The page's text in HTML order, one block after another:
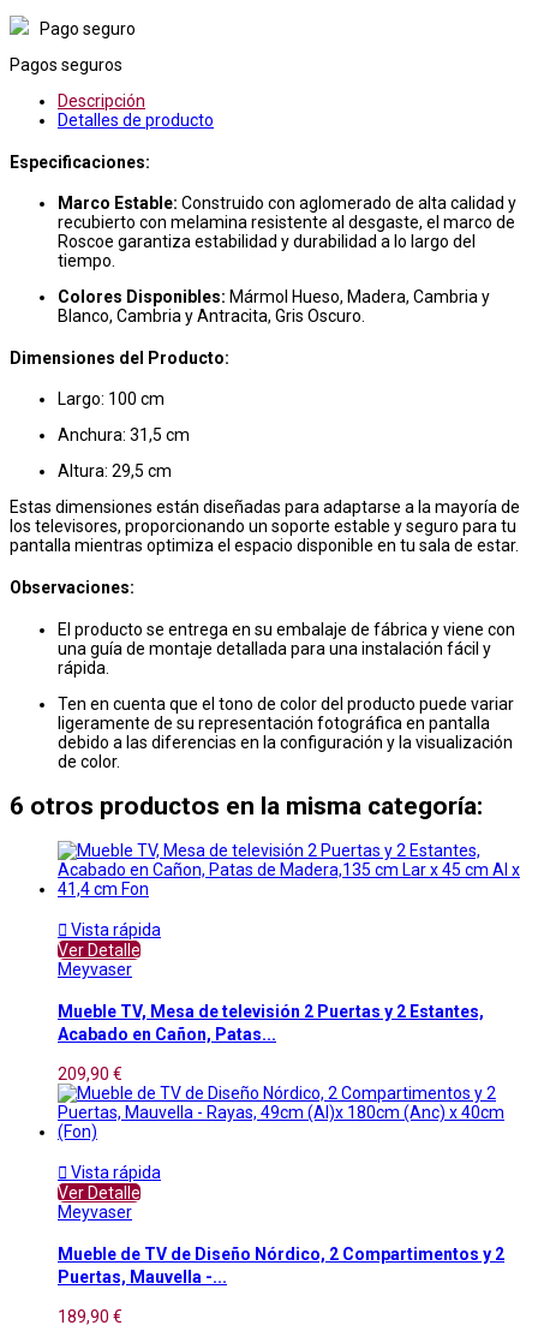
Pago seguro
Pagos seguros
Descripción
Detalles de producto
Especificaciones:
Marco Estable: Construido con aglomerado de alta calidad y
recubierto con melamina resistente al desgaste, el marco de
Roscoe garantiza estabilidad y durabilidad a lo largo del
tiempo.
Colores Disponibles: Mármol Hueso, Madera, Cambria y
Blanco, Cambria y Antracita, Gris Oscuro.
Dimensiones del Producto:
Largo: 100 cm
Anchura: 31,5 cm
Altura: 29,5 cm
Estas dimensiones están diseñadas para adaptarse a la mayoría de
los televisores, proporcionando un soporte estable y seguro para tu
pantalla mientras optimiza el espacio disponible en tu sala de estar.
Observaciones:
El producto se entrega en su embalaje de fábrica y viene con
una guía de montaje detallada para una instalación fácil y
rápida.
Ten en cuenta que el tono de color del producto puede variar
ligeramente de su representación fotográfica en pantalla
debido a las diferencias en la configuración y la visualización
de color.
6 otros productos en la misma categoría:
 Vista rápida
Ver Detalle
Meyvaser
Mueble TV, Mesa de televisión 2 Puertas y 2 Estantes,
Acabado en Cañon, Patas...
209,90 €
 Vista rápida
Ver Detalle
Meyvaser
Mueble de TV de Diseño Nórdico, 2 Compartimentos y 2
Puertas, Mauvella -...
189,90 €